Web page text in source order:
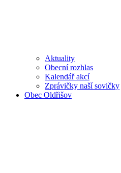
Aktuality
Obecní rozhlas
Kalendář akcí
Zprávičky naší sovičky
Obec Oldřišov